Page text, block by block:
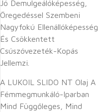
Jó Demulgeálóképesség,
Öregedéssel Szembeni
Nagyfokú Ellenállóképesség
És Csökkentett
Csúszóvezeték-Kopás
Jellemzi.
A LUKOIL SLIDO NT Olaj A
Fémmegmunkáló-Iparban
Mind Függőleges, Mind